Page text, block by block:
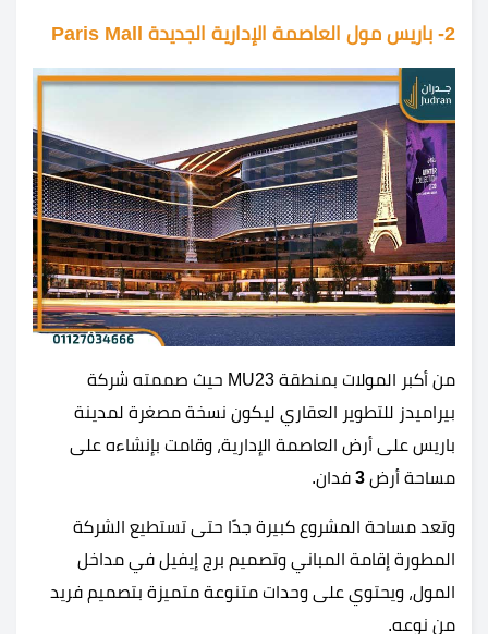
2- باريس مول العاصمة الإدارية الجديدة Paris Mall
من أكبر المولات بمنطقة MU23 حيث صممته شركة
بيراميدز للتطوير العقاري ليكون نسخة مصغرة لمدينة
باريس على أرض العاصمة الإدارية، وقامت بإنشاءه على
مساحة أرض 3 فدان.
وتعد مساحة المشروع كبيرة جدًا حتى تستطيع الشركة
المطورة إقامة المباني وتصميم برج إيفيل في مداخل
المول، ويحتوي على وحدات متنوعة متميزة بتصميم فريد
من نوعه.